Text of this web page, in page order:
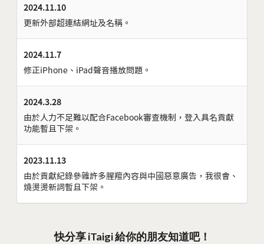
2024.11.10
更新外部超連結網址及名稱。
2024.11.7
修正iPhone、iPad聲音播放問題。
2024.3.28
由於人力不足難以配合Facebook審查機制，登入具名貢獻
功能暫且下架。
2023.11.13
由於貢獻紀錄參雜許多腥羶內容與中國惡意廣告，我很會、
燒燙燙新詞暫且下架。
快分享 iTaigi 給你的朋友知道吧！